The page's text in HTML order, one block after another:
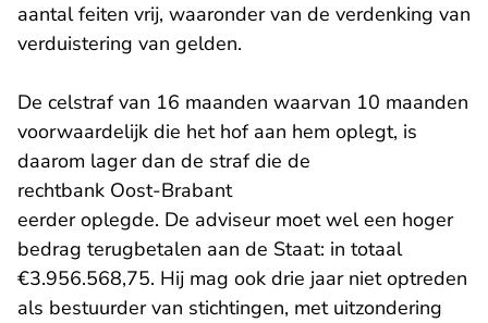
aantal feiten vrij, waaronder van de verdenking van
verduistering van gelden.
De celstraf van 16 maanden waarvan 10 maanden
voorwaardelijk die het hof aan hem oplegt, is
daarom lager dan de straf die de
rechtbank Oost-Brabant- U verlaat Rechtspraak.nl
eerder oplegde. De adviseur moet wel een hoger
bedrag terugbetalen aan de Staat: in totaal
€3.956.568,75. Hij mag ook drie jaar niet optreden
als bestuurder van stichtingen, met uitzondering